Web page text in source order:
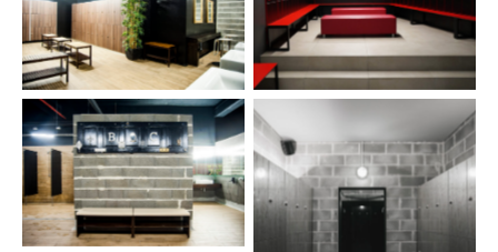
BALANCE HEALTH CLUB AmazinGym
Balance fitness club
Krush it-by Kalorias